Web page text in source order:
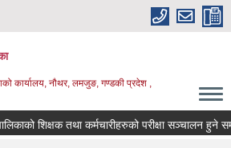
कार्यालय, नौथर, लमजुङ, गण्डकी प्रदेश ,
शिक्षक तथा कर्मचारीहरुको परीक्षा सञ्चालन हुने